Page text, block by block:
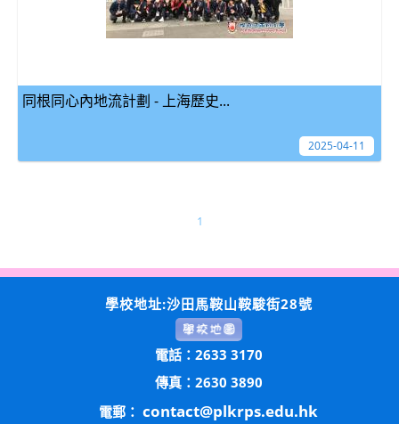
同根同心內地流計劃 - 上海歷史...
2025-04-11
1
學校地址:沙田馬鞍山鞍駿街28號
電話：2633 3170
傳真：2630 3890
電郵： contact@plkrps.edu.hk